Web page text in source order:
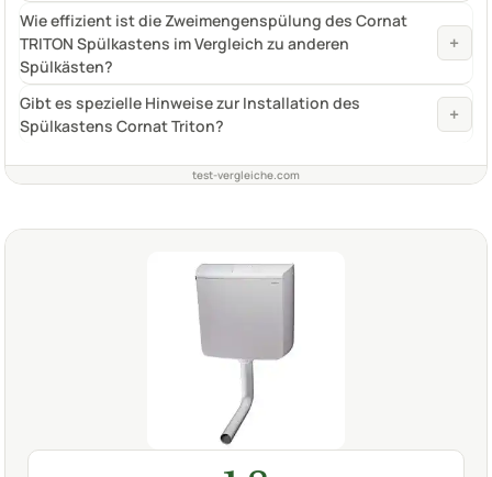
Wie effizient ist die Zweimengenspülung des Cornat
TRITON Spülkastens im Vergleich zu anderen
Spülkästen?
+
Gibt es spezielle Hinweise zur Installation des
Spülkastens Cornat Triton?
+
test-vergleiche.com